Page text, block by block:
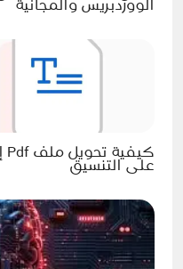
الووردبريس والمجانية
على التنسيق